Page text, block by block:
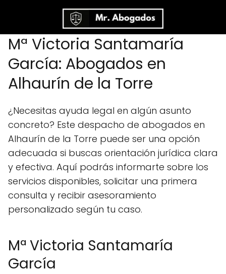
Mª Victoria Santamaría
García: Abogados en
Alhaurín de la Torre
¿Necesitas ayuda legal en algún asunto
concreto? Este despacho de abogados en
Alhaurín de la Torre puede ser una opción
adecuada si buscas orientación jurídica clara
y efectiva. Aquí podrás informarte sobre los
servicios disponibles, solicitar una primera
consulta y recibir asesoramiento
personalizado según tu caso.
Mª Victoria Santamaría
García